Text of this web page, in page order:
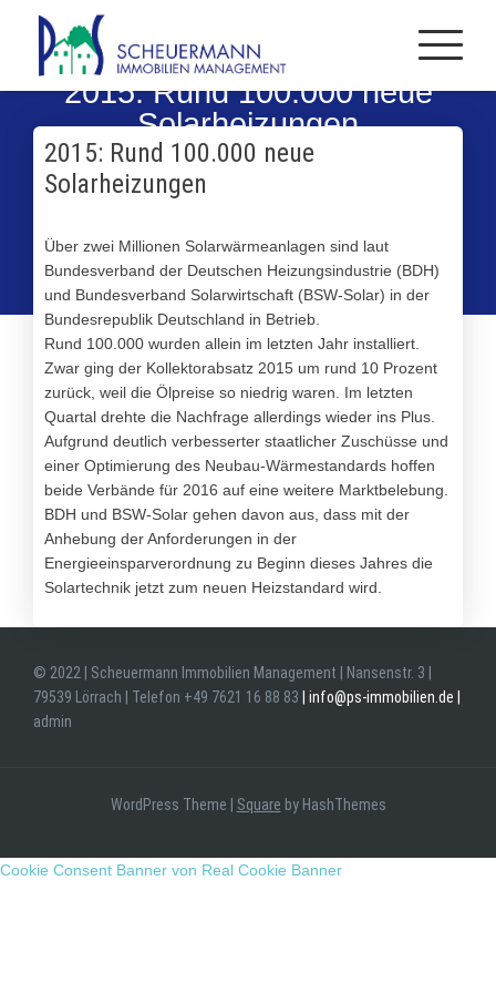
2015: Rund 100.000 neue
Solarheizungen
2015: Rund 100.000 neue
Solarheizungen
Über zwei Millionen Solarwärmeanlagen sind laut
Bundesverband der Deutschen Heizungsindustrie (BDH)
und Bundesverband Solarwirtschaft (BSW-Solar) in der
Bundesrepublik Deutschland in Betrieb.
Rund 100.000 wurden allein im letzten Jahr installiert.
Zwar ging der Kollektorabsatz 2015 um rund 10 Prozent
zurück, weil die Ölpreise so niedrig waren. Im letzten
Quartal drehte die Nachfrage allerdings wieder ins Plus.
Aufgrund deutlich verbesserter staatlicher Zuschüsse und
einer Optimierung des Neubau-Wärmestandards hoffen
beide Verbände für 2016 auf eine weitere Marktbelebung.
BDH und BSW-Solar gehen davon aus, dass mit der
Anhebung der Anforderungen in der
Energieeinsparverordnung zu Beginn dieses Jahres die
Solartechnik jetzt zum neuen Heizstandard wird.
© 2022 | Scheuermann Immobilien Management | Nansenstr. 3 |
79539 Lörrach | Telefon +49 7621 16 88 83 | info@ps-immobilien.de |
admin
WordPress Theme Square by HashThemes
Cookie Consent Banner von Real Cookie Banner